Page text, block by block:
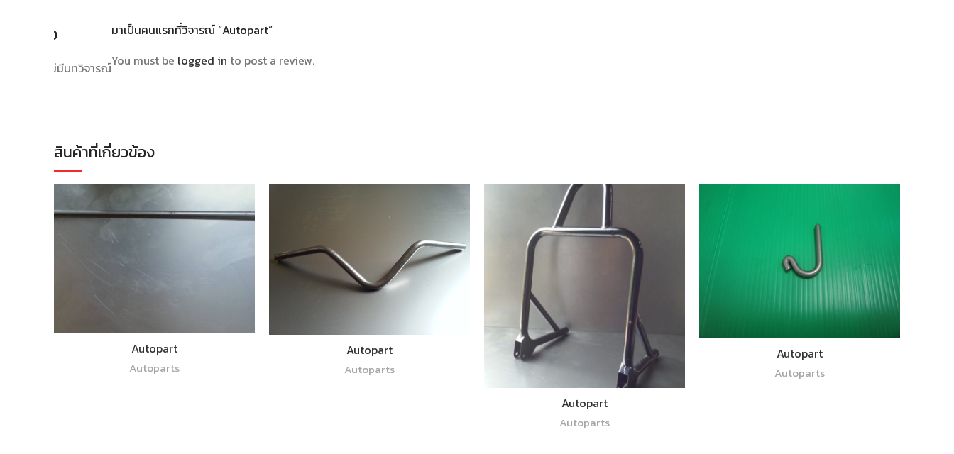
รีวิว
ยังไม่มีบทวิจารณ์
มาเป็นคนแรกที่วิจารณ์ “Autopart”
You must be logged in to post a review.
สินค้าที่เกี่ยวข้อง
Autopart
Autoparts
Autopart
Autoparts
Autopart
Autoparts
Autopart
Autoparts